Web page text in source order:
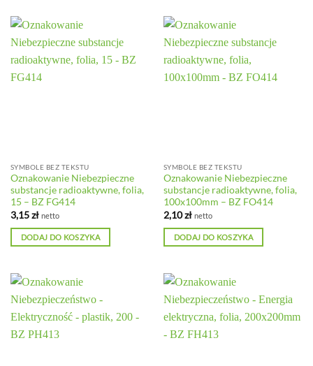
SYMBOLE BEZ TEKSTU
Oznakowanie Niebezpieczne
substancje radioaktywne, folia,
15 – BZ FG414
3,15zł netto
DODAJ DO KOSZYKA
SYMBOLE BEZ TEKSTU
Oznakowanie Niebezpieczne
substancje radioaktywne, folia,
100x100mm – BZ FO414
2,10zł netto
DODAJ DO KOSZYKA